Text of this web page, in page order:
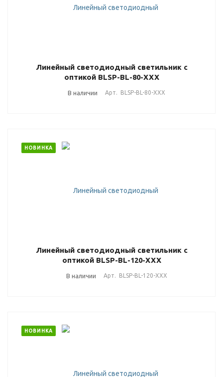
Линейный светодиодный светильник с
оптикой BLSP-BL-80-ХХХ
В наличии Арт. BLSP-BL-80-ХХХ
НОВИНКА
Линейный светодиодный светильник с
оптикой BLSP-BL-120-ХХХ
В наличии Арт. BLSP-BL-120-ХХХ
НОВИНКА